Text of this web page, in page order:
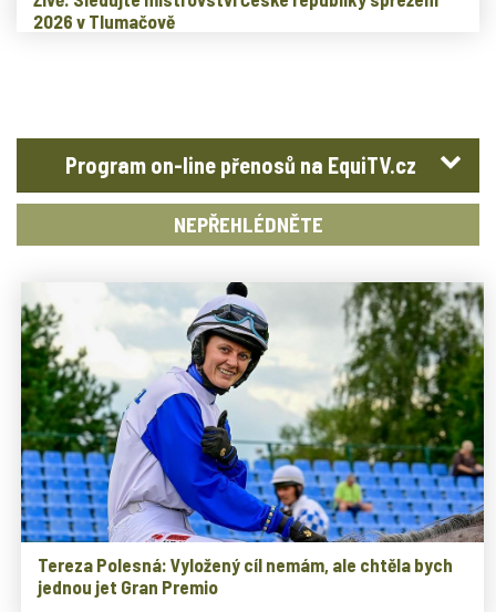
2026 v Tlumačově
Program on-line přenosů na EquiTV.cz
NEPŘEHLÉDNĚTE
Tereza Polesná: Vyložený cíl nemám, ale chtěla bych
jednou jet Gran Premio